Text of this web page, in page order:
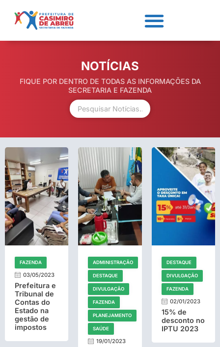
NOTÍCIAS
FIQUE POR DENTRO DE TODAS AS INFORMAÇÕES DA
SECRETARIA E FAZENDA
FAZENDA
03/05/2023
Prefeitura e
Tribunal de
Contas do
Estado na
gestão de
impostos
ADMINISTRAÇÃO
DESTAQUE
DIVULGAÇÃO
FAZENDA
PLANEJAMENTO
SAÚDE
19/01/2023
DESTAQUE
DIVULGAÇÃO
FAZENDA
02/01/2023
15% de
desconto no
IPTU 2023